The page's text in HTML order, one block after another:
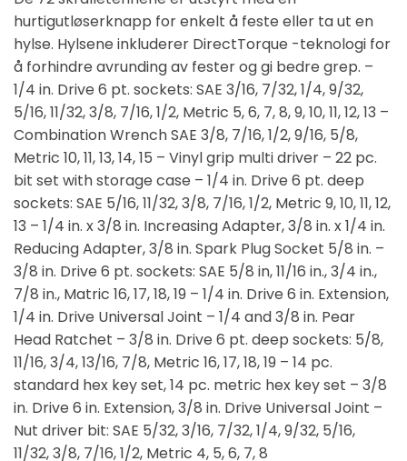
hurtigutløserknapp for enkelt å feste eller ta ut en
hylse. Hylsene inkluderer DirectTorque -teknologi for
å forhindre avrunding av fester og gi bedre grep. –
1/4 in. Drive 6 pt. sockets: SAE 3/16, 7/32, 1/4, 9/32,
5/16, 11/32, 3/8, 7/16, 1/2, Metric 5, 6, 7, 8, 9, 10, 11, 12, 13 –
Combination Wrench SAE 3/8, 7/16, 1/2, 9/16, 5/8,
Metric 10, 11, 13, 14, 15 – Vinyl grip multi driver – 22 pc.
bit set with storage case – 1/4 in. Drive 6 pt. deep
sockets: SAE 5/16, 11/32, 3/8, 7/16, 1/2, Metric 9, 10, 11, 12,
13 – 1/4 in. x 3/8 in. Increasing Adapter, 3/8 in. x 1/4 in.
Reducing Adapter, 3/8 in. Spark Plug Socket 5/8 in. –
3/8 in. Drive 6 pt. sockets: SAE 5/8 in, 11/16 in., 3/4 in.,
7/8 in., Matric 16, 17, 18, 19 – 1/4 in. Drive 6 in. Extension,
1/4 in. Drive Universal Joint – 1/4 and 3/8 in. Pear
Head Ratchet – 3/8 in. Drive 6 pt. deep sockets: 5/8,
11/16, 3/4, 13/16, 7/8, Metric 16, 17, 18, 19 – 14 pc.
standard hex key set, 14 pc. metric hex key set – 3/8
in. Drive 6 in. Extension, 3/8 in. Drive Universal Joint –
Nut driver bit: SAE 5/32, 3/16, 7/32, 1/4, 9/32, 5/16,
11/32, 3/8, 7/16, 1/2, Metric 4, 5, 6, 7, 8